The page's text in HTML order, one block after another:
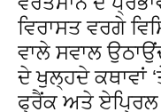
ਵਿਰਾਸਤ ਵਰਗੇ
ਵਾਲੇ ਸਵਾਲ
ਦੇ ਖੁਲ੍ਹਦੇ ਕਥਾਵਾਂ
ਫ੍ਰੈਂਕ ਅਤੇ ਏਪ੍ਰਿਲ